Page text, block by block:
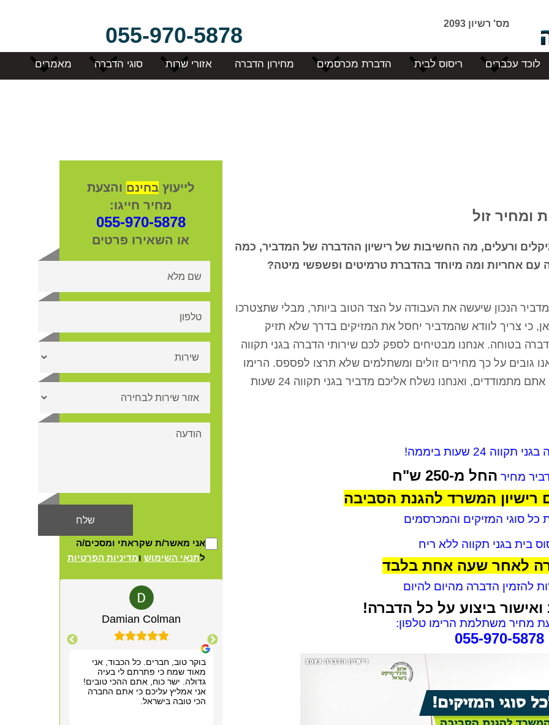
מס' רשיון 2093 055-970-5878
לוכד עכברים ריסוס לבית הדברת מכרסמים מחירון הדברה אזורי שרות סוגי הדברה מאמרים
ומחיר זול
ורעלים, מה החשיבות של רישיון ההדברה של המדביר, כמה
עם אחריות ומה מיוחד בהדברת טרמיטים ופשפשי מיטה?
הנכון שיעשה את העבודה על הצד הטוב ביותר, מבלי שתצטרכו
כי צריך לוודא שהמדביר יחסל את המזיקים בדרך שלא תזיק
בטוחה. אנחנו מבטיחים לספק לכם שירותי הדברה בגני תקווה
גובים על כך מחירים זולים ומשתלמים שלא תרצו לפספס. הרימו
אלינו טלפון כבר עכשיו, ספרו לנו מול איזה מזיק אתם מתמודדים, ואנחנו נשלח אליכם מדביר בגני תקווה 24 שעות
תקווה 24 שעות ביממה!
מחיר החל מ-250 ש"ח
רישיון המשרד להגנת הסביבה
כל סוגי המזיקים והמכרסמים
בית בגני תקווה ללא ריח
לאחר שעה אחת בלבד
להזמין הדברה מהיום להיום
ביצוע על כל הדברה!
מחיר משתלמת הרימו טלפון:
055-970-5878
לייעוץ בחינם והצעת
מחיר חייגו:
055-970-5878
או השאירו פרטים
אני מאשר/ת שקראתי ומסכים/ה
לתנאי השימוש ומדיניות הפרטיות
Liat Shavit Grievink
שירות וזמינות מצוינים. הגיע
במוצאי שבת ניגש מיד לעבודה
והצליח לתפוס את החולדה. הסביר
גם לגבי הדברה מונעת.
תודה על כל העזרה. התרשמנו מאוד
Damian Colman
בוקר טוב, חברים. כל הכבוד, אני
מאוד שמח כי פתרתם לי בעיה
גדולה. ישר כוח, אתם ההכי טובים!
אני אמליץ עליכם כי אתם החברה
הכי טובה בישראל.